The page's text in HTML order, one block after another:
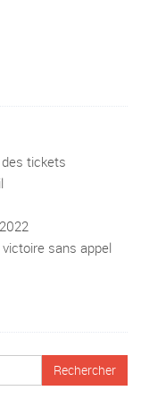
des tickets
sans appel